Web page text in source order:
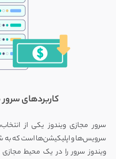
کاربردهای
سرور مجازی ویندوز یکی از
سرویس‌ها و اپلیکیشن‌ها است که به
ویندوز سرور را در یک محیط